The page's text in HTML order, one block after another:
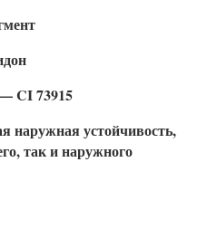
CI 73915
наружная устойчивость,
так и наружного